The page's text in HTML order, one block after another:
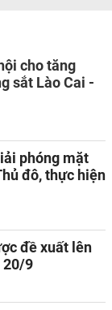
cho tăng
sắt Lào Cai -
phóng mặt
đô, thực hiện
đề xuất lên
20/9